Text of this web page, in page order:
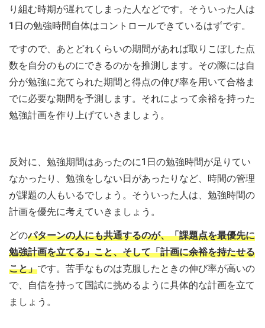
り組む時期が遅れてしまった人などです。そういった人は
1日の勉強時間自体はコントロールできているはずです。
ですので、あとどれくらいの期間があれば取りこぼした点
数を自分のものにできるのかを推測します。その際には自
分が勉強に充てられた期間と得点の伸び率を用いて合格ま
でに必要な期間を予測します。それによって余裕を持った
勉強計画を作り上げていきましょう。
反対に、勉強期間はあったのに1日の勉強時間が足りてい
なかったり、勉強をしない日があったりなど、時間の管理
が課題の人もいるでしょう。そういった人は、勉強時間の
計画を優先に考えていきましょう。
どのパターンの人にも共通するのが、「課題点を最優先に
勉強計画を立てる」こと、そして「計画に余裕を持たせる
こと」です。苦手なものは克服したときの伸び率が高いの
で、自信を持って国試に挑めるように具体的な計画を立て
ましょう。